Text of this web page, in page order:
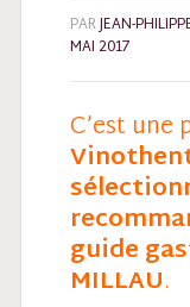
PARJEAN-
MAI 2017
C’est une
guide
MILLAU.